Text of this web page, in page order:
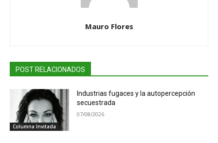
Mauro Flores
POST RELACIONADOS
Columna Invitada
Industrias fugaces y la autopercepción
secuestrada
07/08/2026